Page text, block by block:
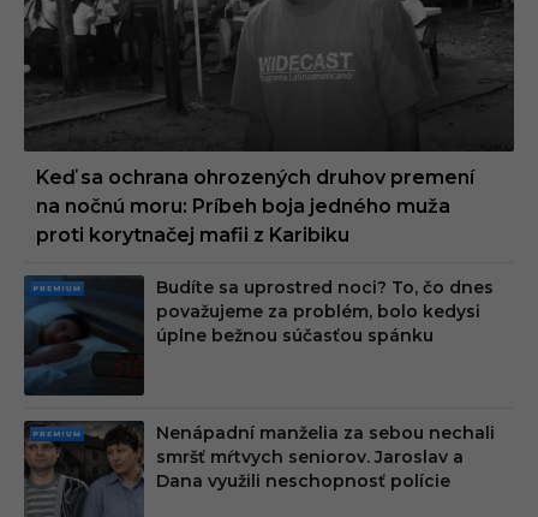
Keď sa ochrana ohrozených druhov premení
na nočnú moru: Príbeh boja jedného muža
proti korytnačej mafii z Karibiku
PRE
MIU
M
Budíte sa uprostred noci? To, čo dnes
považujeme za problém, bolo kedysi
úplne bežnou súčasťou spánku
PRE
MIU
M
Nenápadní manželia za sebou nechali
smršť mŕtvych seniorov. Jaroslav a
Dana využili neschopnosť polície